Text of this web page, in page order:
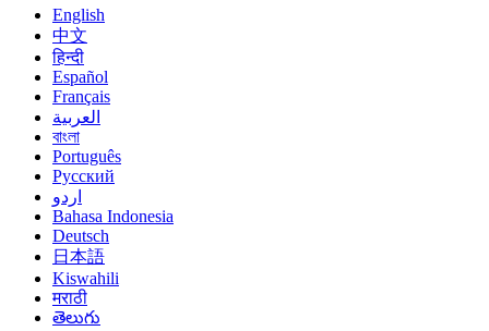
English
中文
हिन्दी
Español
Français
العربية
বাংলা
Português
Русский
اردو
Bahasa Indonesia
Deutsch
日本語
Kiswahili
मराठी
తెలుగు